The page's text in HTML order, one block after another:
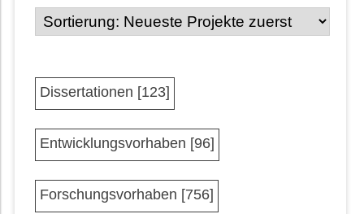
Dissertationen [123]
Entwicklungsvorhaben [96]
Forschungsvorhaben [756]